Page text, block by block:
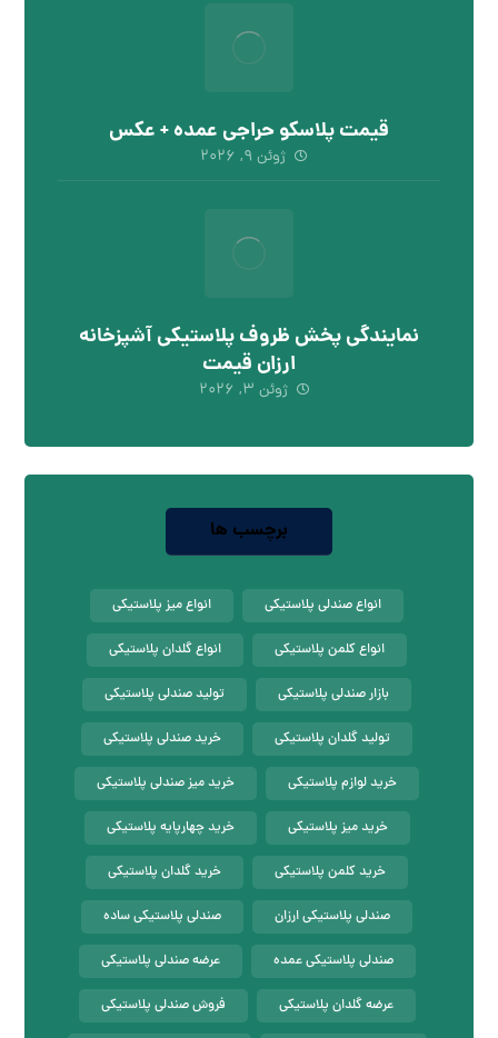
قیمت پلاسکو حراجی عمده + عکس
ژوئن ۹, ۲۰۲۶
نمایندگی پخش ظروف پلاستیکی آشپزخانه
ارزان قیمت
ژوئن ۳, ۲۰۲۶
برچسب ها
انواع صندلی پلاستیکی انواع میز پلاستیکی
انواع کلمن پلاستیکی انواع گلدان پلاستیکی
بازار صندلی پلاستیکی تولید صندلی پلاستیکی
تولید گلدان پلاستیکی خرید صندلی پلاستیکی
خرید لوازم پلاستیکی خرید میز صندلی پلاستیکی
خرید میز پلاستیکی خرید چهارپایه پلاستیکی
خرید کلمن پلاستیکی خرید گلدان پلاستیکی
صندلی پلاستیکی ارزان صندلی پلاستیکی ساده
صندلی پلاستیکی عمده عرضه صندلی پلاستیکی
عرضه گلدان پلاستیکی فروش صندلی پلاستیکی